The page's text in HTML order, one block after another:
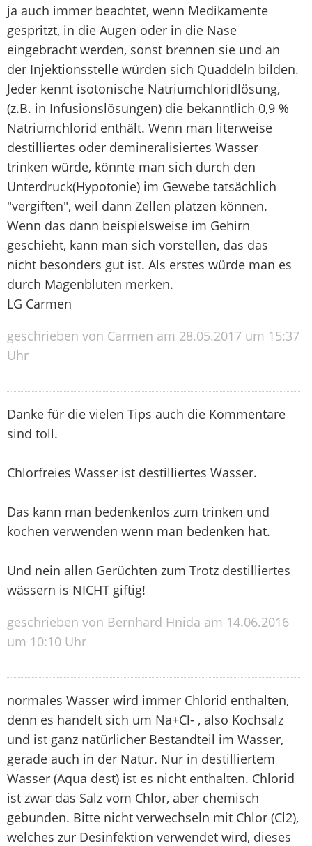
ja auch immer beachtet, wenn Medikamente
gespritzt, in die Augen oder in die Nase
eingebracht werden, sonst brennen sie und an
der Injektionsstelle würden sich Quaddeln bilden.
Jeder kennt isotonische Natriumchloridlösung,
(z.B. in Infusionslösungen) die bekanntlich 0,9 %
Natriumchlorid enthält. Wenn man literweise
destilliertes oder demineralisiertes Wasser
trinken würde, könnte man sich durch den
Unterdruck(Hypotonie) im Gewebe tatsächlich
"vergiften", weil dann Zellen platzen können.
Wenn das dann beispielsweise im Gehirn
geschieht, kann man sich vorstellen, das das
nicht besonders gut ist. Als erstes würde man es
durch Magenbluten merken.
LG Carmen
geschrieben von Carmen am 28.05.2017 um 15:37
Uhr
Danke für die vielen Tips auch die Kommentare
sind toll.
Chlorfreies Wasser ist destilliertes Wasser.
Das kann man bedenkenlos zum trinken und
kochen verwenden wenn man bedenken hat.
Und nein allen Gerüchten zum Trotz destilliertes
wässern is NICHT giftig!
geschrieben von Bernhard Hnida am 14.06.2016
um 10:10 Uhr
normales Wasser wird immer Chlorid enthalten,
denn es handelt sich um Na+Cl- , also Kochsalz
und ist ganz natürlicher Bestandteil im Wasser,
gerade auch in der Natur. Nur in destilliertem
Wasser (Aqua dest) ist es nicht enthalten. Chlorid
ist zwar das Salz vom Chlor, aber chemisch
gebunden. Bitte nicht verwechseln mit Chlor (Cl2),
welches zur Desinfektion verwendet wird, dieses